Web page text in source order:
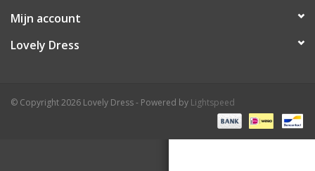
Mijn account
Lovely Dress
© Copyright 2026 Lovely Dress - Powered by Lightspeed